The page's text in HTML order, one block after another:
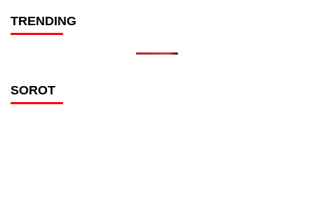
TRENDING
SOROT